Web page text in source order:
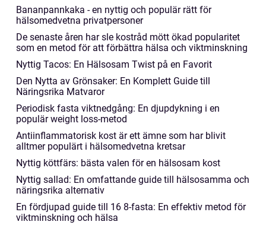
Bananpannkaka - en nyttig och populär rätt för
hälsomedvetna privatpersoner
De senaste åren har sle kostråd mött ökad popularitet
som en metod för att förbättra hälsa och viktminskning
Nyttig Tacos: En Hälsosam Twist på en Favorit
Den Nytta av Grönsaker: En Komplett Guide till
Näringsrika Matvaror
Periodisk fasta viktnedgång: En djupdykning i en
populär weight loss-metod
Antiinflammatorisk kost är ett ämne som har blivit
alltmer populärt i hälsomedvetna kretsar
Nyttig köttfärs: bästa valen för en hälsosam kost
Nyttig sallad: En omfattande guide till hälsosamma och
näringsrika alternativ
En fördjupad guide till 16 8-fasta: En effektiv metod för
viktminskning och hälsa